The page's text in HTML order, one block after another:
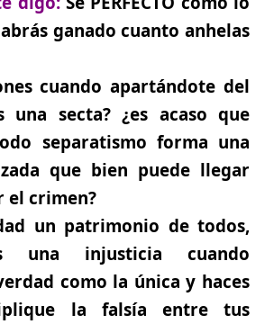
ganado cuanto anhelas
cuando apartándote del
una secta? ¿es acaso que
separatismo forma una
que bien puede llegar
el crimen?
un patrimonio de todos,
una injusticia cuando
como la única y haces
la falsía entre tus